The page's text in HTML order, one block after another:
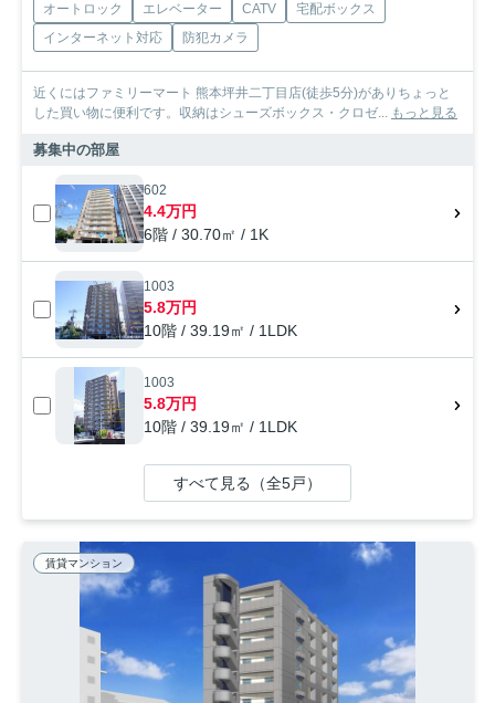
オートロック エレベーター CATV
宅配ボックス
インターネット対応
防犯カメラ
近くにはファミリーマート 熊本坪井二丁目店(徒歩5分)がありちょっと
した買い物に便利です。収納はシューズボックス・クロゼ... もっと見る
募集中の部屋
602
4.4万円
6階 / 30.70㎡ / 1K
1003
5.8万円
10階 / 39.19㎡ / 1LDK
1003
5.8万円
10階 / 39.19㎡ / 1LDK
すべて見る（全5戸）
賃貸マンション